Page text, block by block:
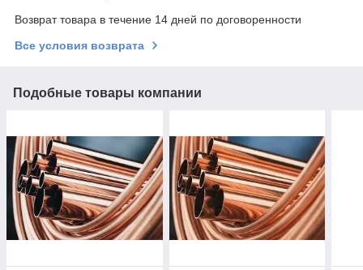
Возврат товара в течение 14 дней по договоренности
Все условия возврата
Подобные товары компании